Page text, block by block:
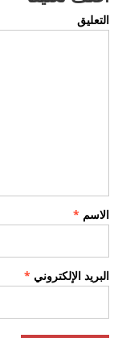
التعليق
الاسم *
البريد الإلكتروني *